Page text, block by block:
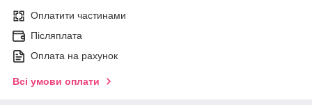
Оплатити частинами
Післяплата
Оплата на рахунок
Всі умови оплати